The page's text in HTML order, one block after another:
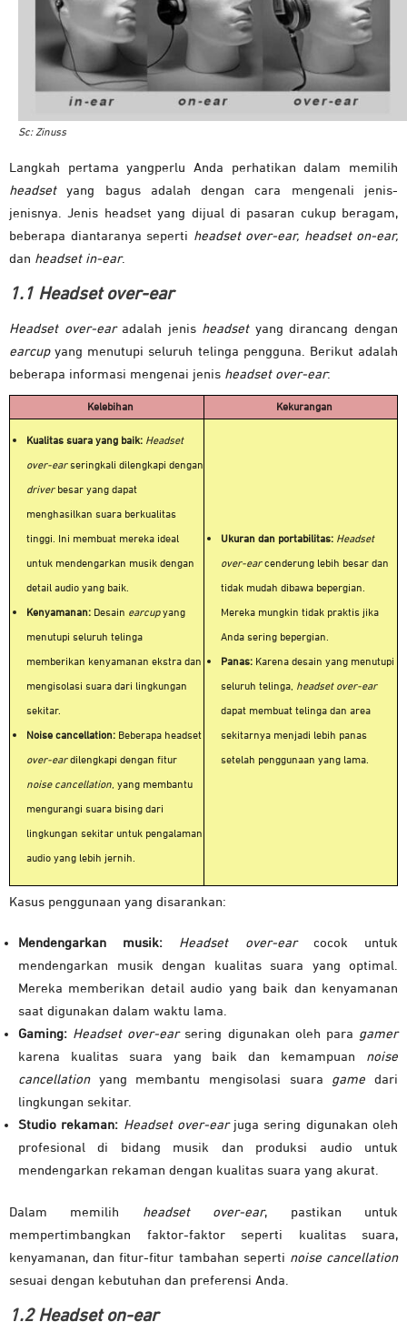
Sc: Zinuss
Langkah pertama yangperlu Anda perhatikan dalam memilih
headsetyang bagus adalah dengan cara mengenali jenis-
jenisnya. Jenis headset yang dijual di pasaran cukup beragam,
beberapa diantaranya seperti headset over-ear, headset on-ear,
dan headset in-ear.
1.1 Headset over-ear
Headset over-earadalah jenis headsetyang dirancang dengan
earcupyang menutupi seluruh telinga pengguna. Berikut adalah
beberapa informasi mengenai jenis headset over-ear:
Kelebihan Kekurangan
Kualitas suara yang baik: Headset
over-earseringkali dilengkapi dengan
driverbesar yang dapat
menghasilkan suara berkualitas
tinggi. Ini membuat mereka ideal
untuk mendengarkan musik dengan
detail audio yang baik.
Kenyamanan: Desain earcupyang
menutupi seluruh telinga
memberikan kenyamanan ekstra dan
mengisolasi suara dari lingkungan
sekitar.
Noise cancellation: Beberapa headset
over-eardilengkapi dengan fitur
noise cancellation, yang membantu
mengurangi suara bising dari
lingkungan sekitar untuk pengalaman
audio yang lebih jernih.
Ukuran dan portabilitas: Headset
over-earcenderung lebih besar dan
tidak mudah dibawa bepergian.
Mereka mungkin tidak praktis jika
Anda sering bepergian.
Panas: Karena desain yang menutupi
seluruh telinga, headset over-ear
dapat membuat telinga dan area
sekitarnya menjadi lebih panas
setelah penggunaan yang lama.
Kasus penggunaan yang disarankan:
Mendengarkan musik: Headset over-earcocok untuk
mendengarkan musik dengan kualitas suara yang optimal.
Mereka memberikan detail audio yang baik dan kenyamanan
saat digunakan dalam waktu lama.
Gaming: Headset over-earsering digunakan oleh para gamer
karena kualitas suara yang baik dan kemampuan noise
cancellationyang membantu mengisolasi suara game dari
lingkungan sekitar.
Studio rekaman: Headset over-earjuga sering digunakan oleh
profesional di bidang musik dan produksi audio untuk
mendengarkan rekaman dengan kualitas suara yang akurat.
Dalam memilih headset over-ear, pastikan untuk
mempertimbangkan faktor-faktor seperti kualitas suara,
kenyamanan, dan fitur-fitur tambahan seperti noise cancellation
sesuai dengan kebutuhan dan preferensi Anda.
1.2 Headset on-ear